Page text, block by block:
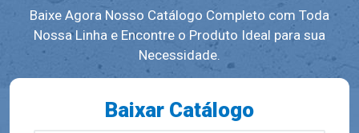
Baixe Agora Nosso Catálogo Completo com Toda
Nossa Linha e Encontre o Produto Ideal para sua
Necessidade.
Baixar Catálogo